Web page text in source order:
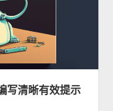
写清晰有效提示